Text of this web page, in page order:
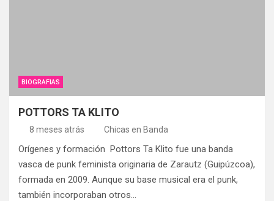
BIOGRAFIAS
POTTORS TA KLITO
8 meses atrás Chicas en Banda
Orígenes y formación Pottors Ta Klito fue una banda
vasca de punk feminista originaria de Zarautz (Guipúzcoa),
formada en 2009. Aunque su base musical era el punk,
también incorporaban otros…